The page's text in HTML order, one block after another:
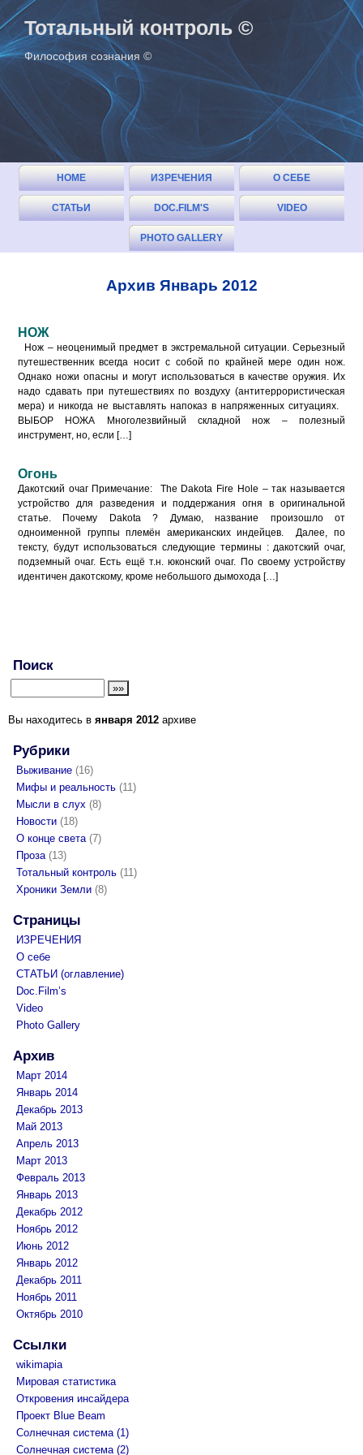
Тотальный контроль ©
Философия сознания ©
HOME ИЗРЕЧЕНИЯ О СЕБЕ
СТАТЬИ DOC.FILM'S VIDEO
PHOTO GALLERY
Архив Январь 2012
НОЖ
Нож – неоценимый предмет в экстремальной ситуации. Серьезный
путешест­венник всегда носит с собой по крайней мере один нож.
Однако ножи опас­ны и могут использоваться в качестве оружия. Их
надо сдавать при путешестви­ях по воздуху (антитеррористическая
мера) и никогда не выставлять напоказ в напряженных ситуациях.
ВЫБОР НОЖА Многолезвийный складной нож – полезный
инструмент, но, если […]
Огонь
Дакотский очаг Примечание: The Dakota Fire Hole – так называется
устройство для разведения и поддержания огня в оригинальной
статье. Почему Dakota ? Думаю, название произошло от
одноименной группы племён американских индейцев. Далее, по
тексту, будут использоваться следующие термины : дакотский очаг,
подземный очаг. Есть ещё т.н. юконский очаг. По своему устройству
идентичен дакотскому, кроме небольшого дымохода […]
Поиск
Вы находитесь в января 2012 архиве
Рубрики
Выживание (16)
Мифы и реальность (11)
Мысли в слух (8)
Новости (18)
О конце света(7)
Проза(13)
Тотальный контроль (11)
Хроники Земли (8)
Страницы
ИЗРЕЧЕНИЯ
О себе
СТАТЬИ (оглавление)
Doc.Film’s
Video
Photo Gallery
Архив
Март 2014
Январь 2014
Декабрь 2013
Май 2013
Апрель 2013
Март 2013
Февраль 2013
Январь 2013
Декабрь 2012
Ноябрь 2012
Июнь 2012
Январь 2012
Декабрь 2011
Ноябрь 2011
Октябрь 2010
Ссылки
wikimapia
Мировая статистика
Откровения инсайдера
Проект Blue Beam
Солнечная система (1)
Солнечная система (2)